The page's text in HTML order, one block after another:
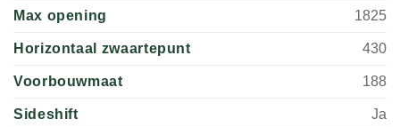
Max opening 1825
Horizontaal zwaartepunt 430
Voorbouwmaat 188
Sideshift Ja